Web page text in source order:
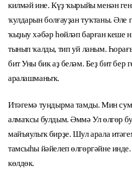
килмәй ине. Күҙ ҡырыйы менән
ҡулдарын болғауҙан туҡтаны. Әле
ҡыҙыу хәбәр һөйләп барған кеше
тынып ҡалды, тип уй ланым.
бит Уны бик аҙ беләм. Беҙ бит бер
аралашманыҡ.
Итәгемә туңдырма тамды. Мин
алмаҡсы булдым. Әммә Ул өлгөр
майъяулыҡ бирҙе. Шул арала
тамсыһы йәйелеп өлгөргәйне
көлдөк.